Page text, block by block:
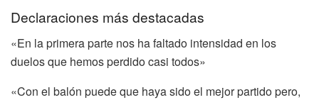
Declaraciones más destacadas
«En la primera parte nos ha faltado intensidad en los
duelos que hemos perdido casi todos»
«Con el balón puede que haya sido el mejor partido pero,